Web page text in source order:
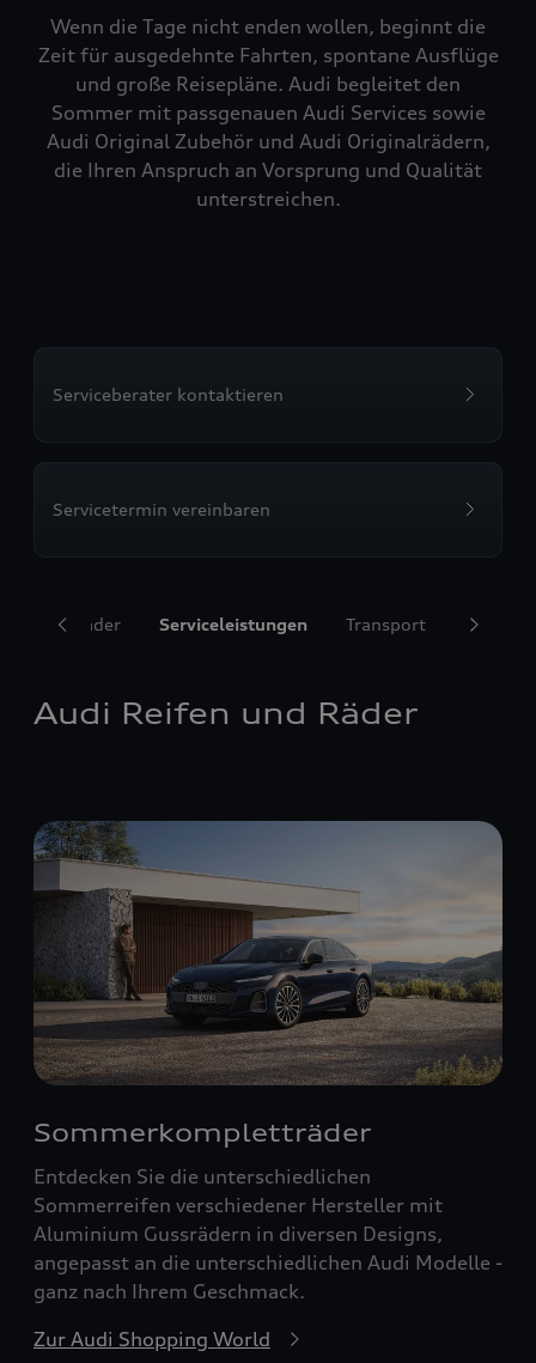
Wenn die Tage nicht enden wollen, beginnt die
Zeit für ausgedehnte Fahrten, spontane Ausflüge
und große Reisepläne. Audi begleitet den
Sommer mit passgenauen Audi Services sowie
Audi Original Zubehör und Audi Originalrädern,
die Ihren Anspruch an Vorsprung und Qualität
unterstreichen.
Serviceberater kontaktieren
Servicetermin vereinbaren
und Räder Serviceleistungen Transport
Audi Reifen und Räder
Sommerkompletträder
Entdecken Sie die unterschiedlichen
Sommerreifen verschiedener Hersteller mit
Aluminium Gussrädern in diversen Designs,
angepasst an die unterschiedlichen Audi Modelle -
ganz nach Ihrem Geschmack.
Zur Audi Shopping World